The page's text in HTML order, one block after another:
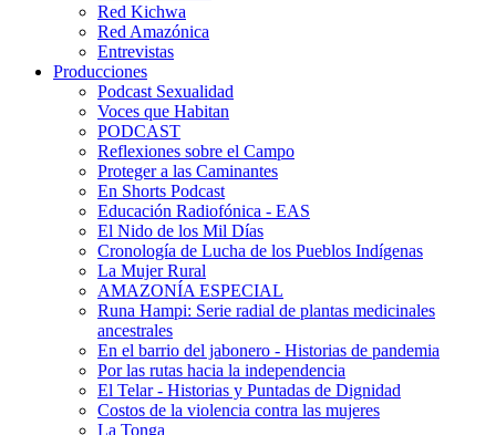
Red Kichwa
Red Amazónica
Entrevistas
Producciones
Podcast Sexualidad
Voces que Habitan
PODCAST
Reflexiones sobre el Campo
Proteger a las Caminantes
En Shorts Podcast
Educación Radiofónica - EAS
El Nido de los Mil Días
Cronología de Lucha de los Pueblos Indígenas
La Mujer Rural
AMAZONÍA ESPECIAL
Runa Hampi: Serie radial de plantas medicinales
ancestrales
En el barrio del jabonero - Historias de pandemia
Por las rutas hacia la independencia
El Telar - Historias y Puntadas de Dignidad
Costos de la violencia contra las mujeres
La Tonga